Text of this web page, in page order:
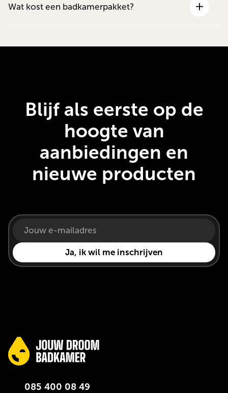
Wat kost een badkamerpakket?
Blijf als eerste op de
hoogte van
aanbiedingen en
nieuwe producten
085 400 08 49